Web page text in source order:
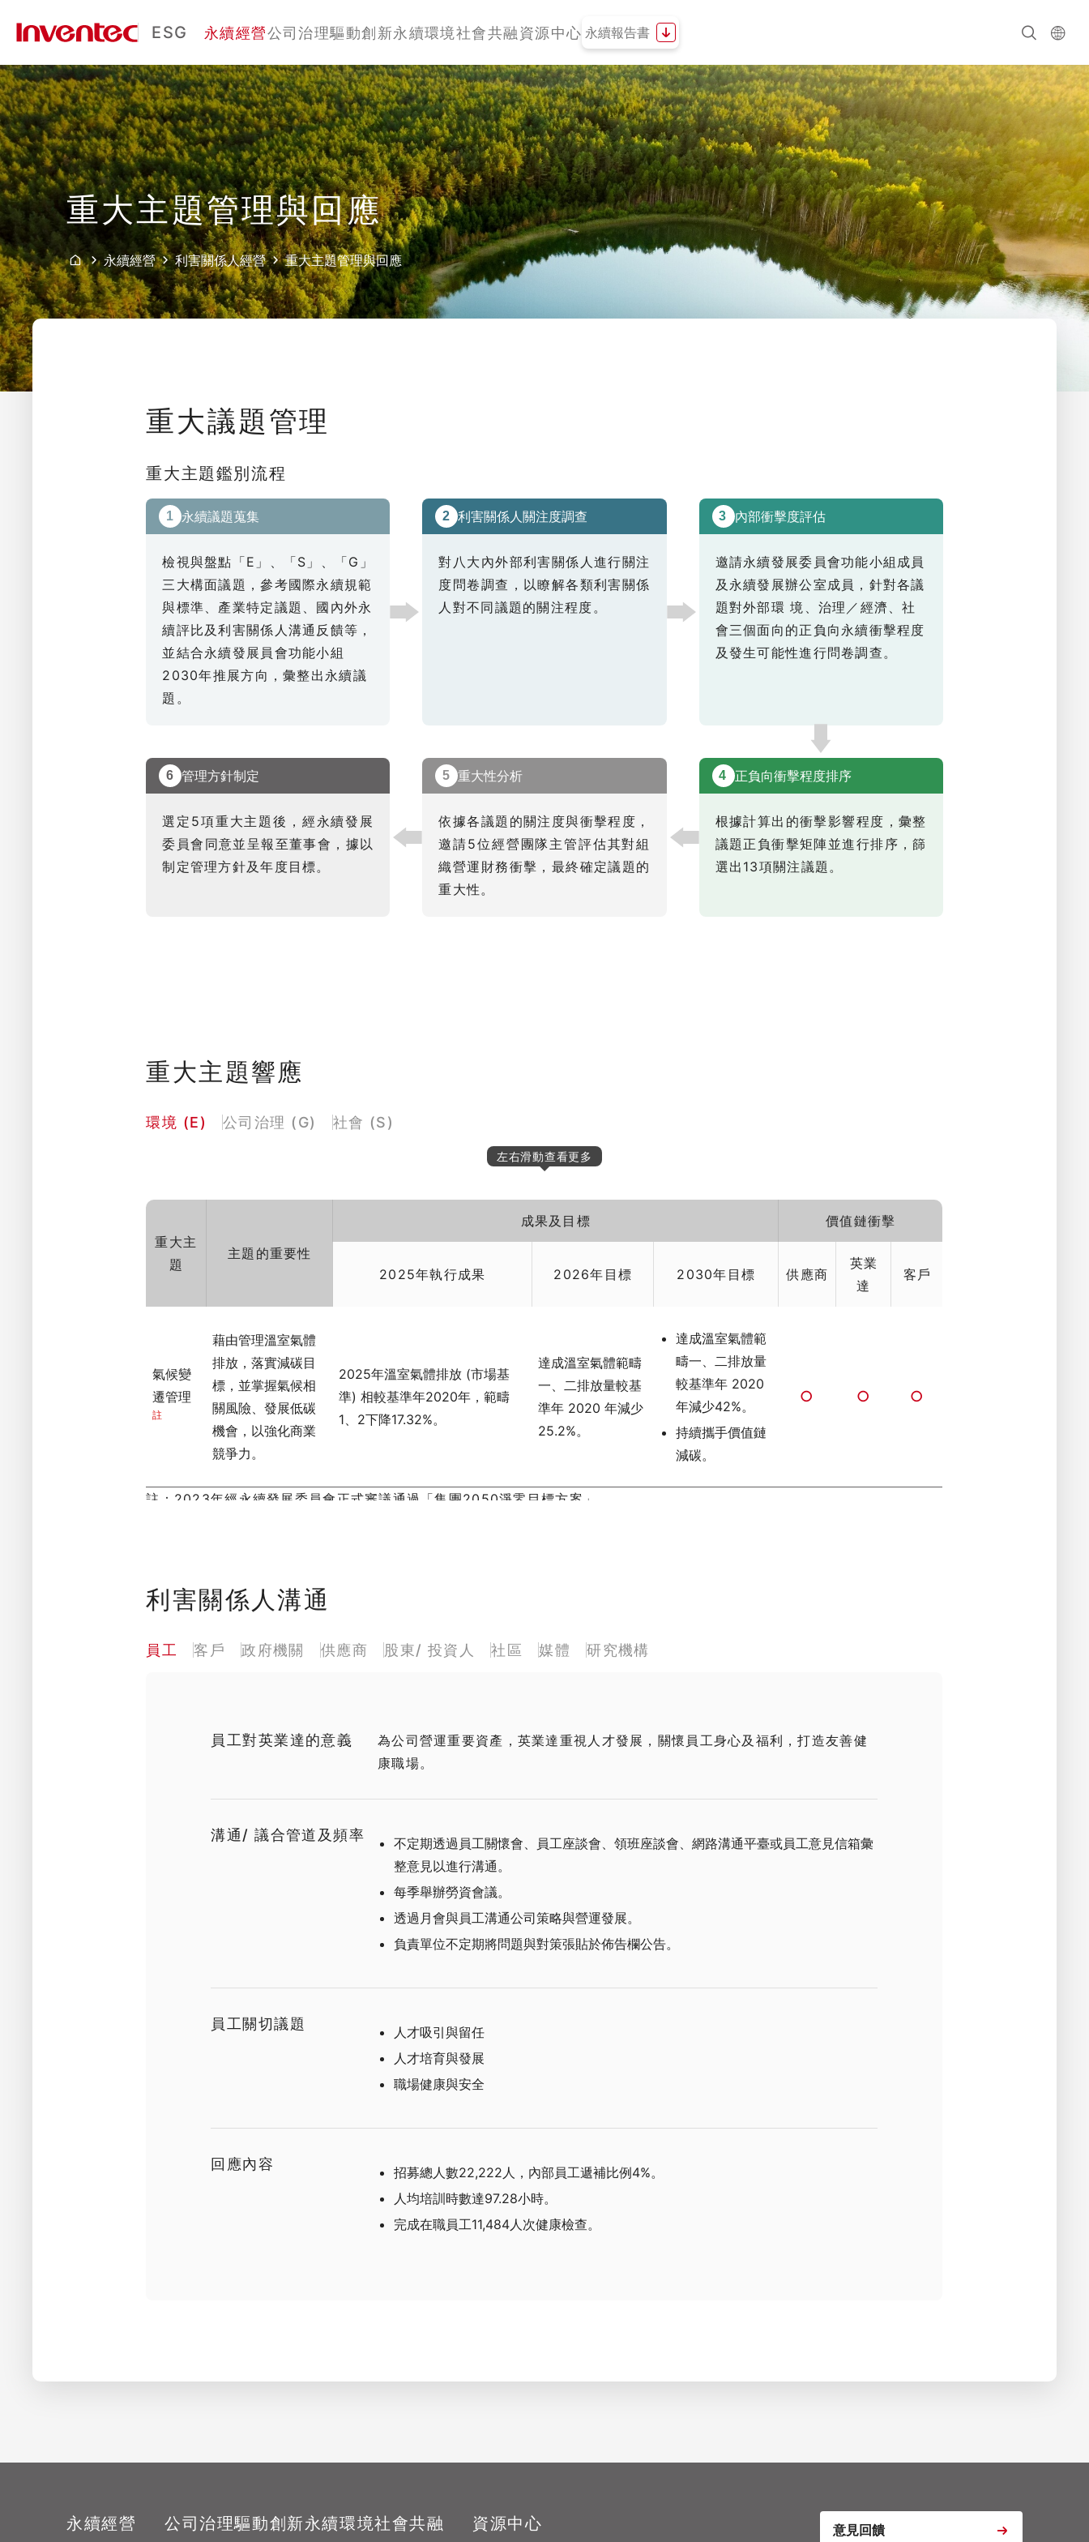
ESG 永續經營公司治理驅動創新永續環境社會共融資源中心 永續報告書
繁中
English
簡中
重大主題管理與回應
永續經營 利害關係人經營 重大主題管理與回應
重大議題管理
重大主題鑑別流程
1 永續議題蒐集
檢視與盤點「E」、「S」、「G」
三大構面議題，參考國際永續規範
與標準、產業特定議題、國內外永
續評比及利害關係人溝通反饋等，
並結合永續發展員會功能小組
2030年推展方向，彙整出永續議
題。
2 利害關係人關注度調查
對八大內外部利害關係人進行關注
度問卷調查，以瞭解各類利害關係
人對不同議題的關注程度。
3 內部衝擊度評估
邀請永續發展委員會功能小組成員
及永續發展辦公室成員，針對各議
題對外部環 境、治理／經濟、社
會三個面向的正負向永續衝擊程度
及發生可能性進行問卷調查。
6 管理方針制定
選定5項重大主題後，經永續發展
委員會同意並呈報至董事會，據以
制定管理方針及年度目標。
5 重大性分析
依據各議題的關注度與衝擊程度，
邀請5位經營團隊主管評估其對組
織營運財務衝擊，最終確定議題的
重大性。
4 正負向衝擊程度排序
根據計算出的衝擊影響程度，彙整
議題正負衝擊矩陣並進行排序，篩
選出13項關注議題。
重大主題響應
環境 (E) 公司治理 (G) 社會 (S)
左右滑動查看更多
重大主
題
主題的重要性
成果及目標 價值鏈衝擊
2025年執行成果 2026年目標 2030年目標 供應商
英業
達
客戶
氣候變
遷管理
註
藉由管理溫室氣體
排放，落實減碳目
標，並掌握氣候相
關風險、發展低碳
機會，以強化商業
競爭力。
2025年溫室氣體排放 (市場基
準) 相較基準年2020年，範疇
1、2下降17.32%。
達成溫室氣體範疇
一、二排放量較基
準年 2020 年減少
25.2%。
達成溫室氣體範
疇一、二排放量
較基準年 2020
年減少42%。
持續攜手價值鏈
減碳。
○ ○ ○
註：2023年經永續發展委員會正式審議通過「集團2050淨零目標方案」。
利害關係人溝通
員工 客戶 政府機關 供應商 股東/ 投資人 社區 媒體 研究機構
員工對英業達的意義
為公司營運重要資產，英業達重視人才發展，關懷員工身心及福利，打造友善健
康職場。
溝通/ 議合管道及頻率
不定期透過員工關懷會、員工座談會、領班座談會、網路溝通平臺或員工意見信箱彙
整意見以進行溝通。
每季舉辦勞資會議。
透過月會與員工溝通公司策略與營運發展。
負責單位不定期將問題與對策張貼於佈告欄公告。
員工關切議題
人才吸引與留任
人才培育與發展
職場健康與安全
回應內容
招募總人數22,222人，內部員工遞補比例4%。
人均培訓時數達97.28小時。
完成在職員工11,484人次健康檢查。
XSRF Token
永續經營 公司治理驅動創新永續環境社會共融 資源中心 意見回饋